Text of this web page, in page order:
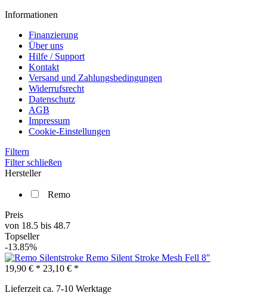
Informationen
Finanzierung
Über uns
Hilfe / Support
Kontakt
Versand und Zahlungsbedingungen
Widerrufsrecht
Datenschutz
AGB
Impressum
Cookie-Einstellungen
Filtern
Filter schließen
Hersteller
Remo
Preis
von 18.5 bis 48.7
Topseller
-13.85%
Remo Silent Stroke Mesh Fell 8"
19,90 € * 23,10 € *
Lieferzeit ca. 7-10 Werktage